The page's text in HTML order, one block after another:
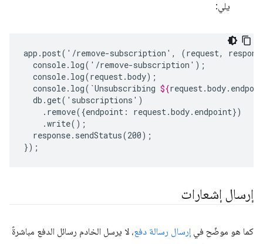
يلي:
app.post('/remove-subscription', (request,
console.log(`Unsubscribing ${request.body.
.remove({endpoint:
response.sendStatus(200);
إرسال إشعارات
كما هو موضّح في إرسال رسالة دفع، لا يرسل الخادم رسائل الدفع مباشرةً